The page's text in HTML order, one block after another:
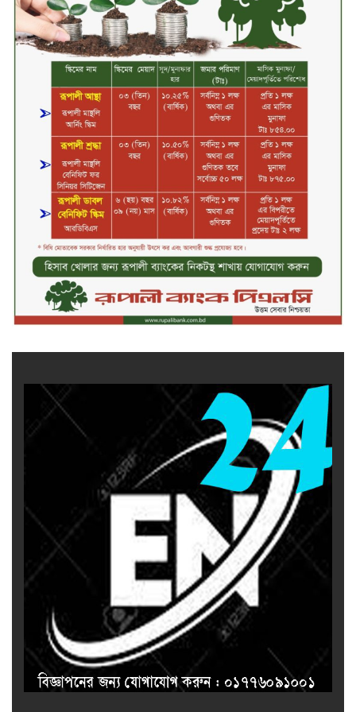
চুয়াডাঙ্গায় বিএআরআই’র কৃষি গবেষণা
কেন্দ্র, মেহেরপুর এর আঞ্চলিক রিভিউ
কর্মশালা/২০২৫-২৬ অনুষ্ঠিত
মুসলিম নিকাহ রেজিস্ট্রার কল্যাণ
পরিষদের সম্মেলন অনুষ্ঠিত